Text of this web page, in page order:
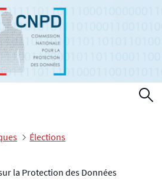
Élections
la Protection des Données